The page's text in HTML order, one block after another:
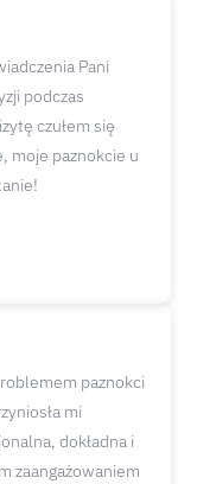
Pani
podczas
czułem się
moje paznokcie u
paznokci
mi
dokładna i
zaangażowaniem